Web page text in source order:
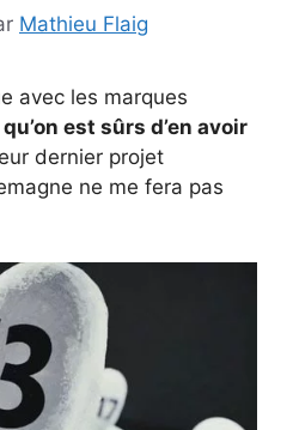
Mathieu Flaig
avec les marques
est sûrs d’en avoir
dernier projet
ne me fera pas